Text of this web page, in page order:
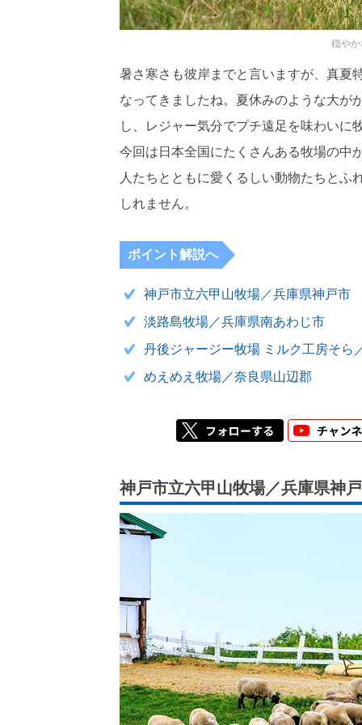
穏や
暑さ寒さも彼岸までと言いますが、真夏
なってきましたね。夏休みのような大が
し、レジャー気分でプチ遠足を味わいに
今回は日本全国にたくさんある牧場の中
人たちとともに愛くるしい動物たちとふ
しれません。
ポイント解説へ
神戸市立六甲山牧場／兵庫県神戸市
淡路島牧場／兵庫県南あわじ市
丹後ジャージー牧場 ミルク工房そら
めえめえ牧場／奈良県山辺郡
神戸市立六甲山牧場／兵庫県神